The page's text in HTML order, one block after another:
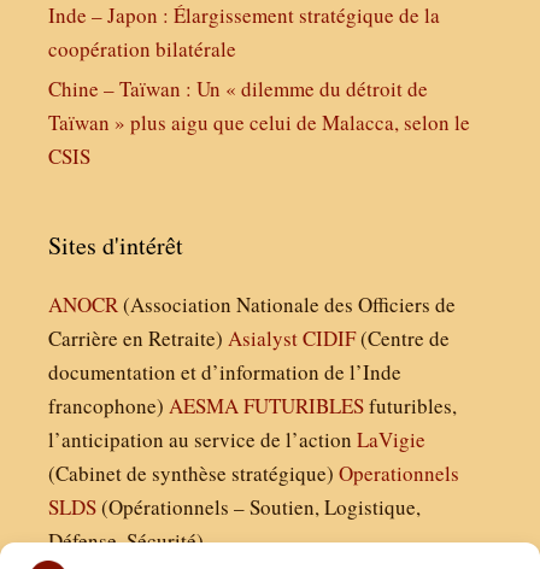
Inde – Japon : Élargissement stratégique de la
coopération bilatérale
Chine – Taïwan : Un « dilemme du détroit de
Taïwan » plus aigu que celui de Malacca, selon le
CSIS
Sites d'intérêt
ANOCR(Association Nationale des Officiers de
Carrière en Retraite) AsialystCIDIF(Centre de
documentation et d’information de l’Inde
francophone) AESMAFUTURIBLESfuturibles,
l’anticipation au service de l’action LaVigie
(Cabinet de synthèse stratégique) Operationnels
SLDS(Opérationnels – Soutien, Logistique,
Défense, Sécurité)